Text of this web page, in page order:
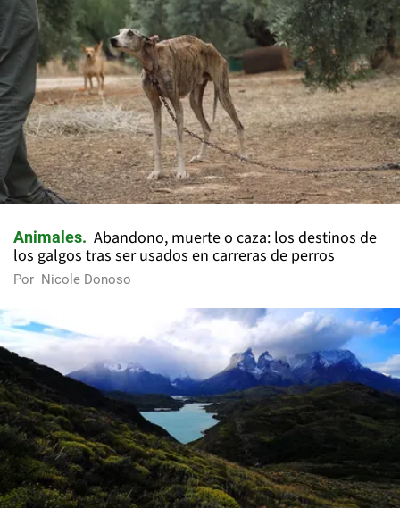
Animales
Abandono, muerte o caza: los destinos de
los galgos tras ser usados en carreras de perros
Por Nicole Donoso